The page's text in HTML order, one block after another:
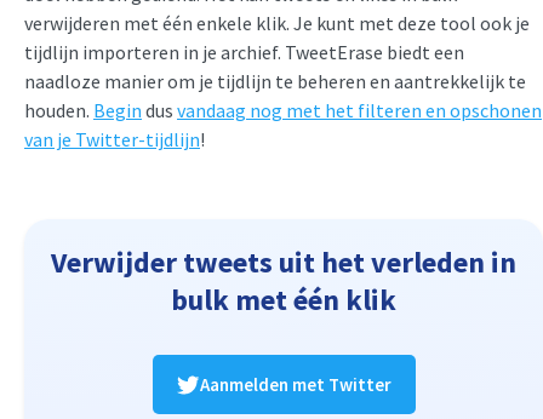
verwijderen met één enkele klik. Je kunt met deze tool ook je
tijdlijn importeren in je archief. TweetErase biedt een
naadloze manier om je tijdlijn te beheren en aantrekkelijk te
houden. Begin dus vandaag nog met het filteren en opschonen
van je Twitter-tijdlijn!
Verwijder tweets uit het verleden in
bulk met één klik
Aanmelden met Twitter